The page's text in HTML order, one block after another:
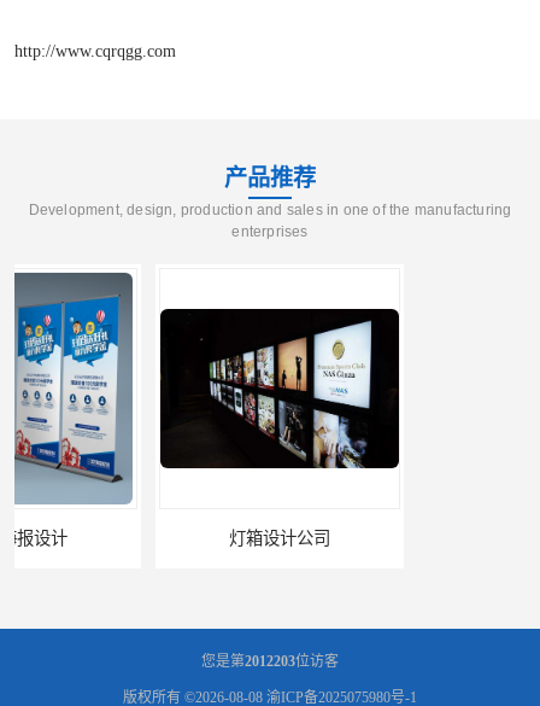
http://www.cqrqgg.com
产品推荐
Development, design, production and sales in one of the manufacturing
enterprises
您是第2012203位访客
版权所有 ©2026-08-08 渝ICP备2025075980号-1